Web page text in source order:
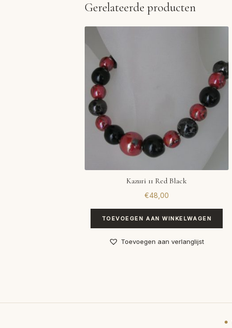
Gerelateerde producten
Kazuri 11 Red Black
€48,00
TOEVOEGEN AAN WINKELWAGEN
Toevoegen aan verlanglijst